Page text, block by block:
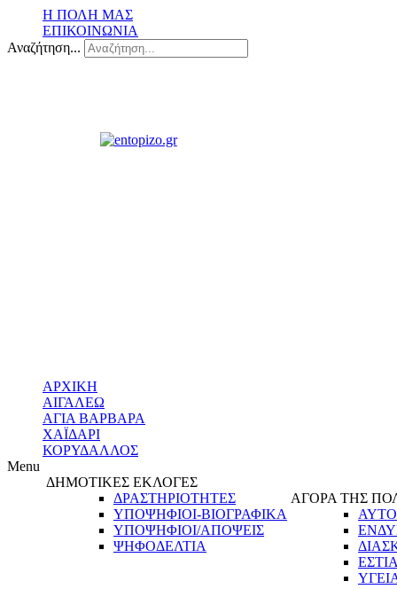
Η ΠΟΛΗ ΜΑΣ
ΕΠΙΚΟΙΝΩΝΙΑ
Αναζήτηση...
ΑΡΧΙΚΗ
ΑΙΓΑΛΕΩ
ΑΓΙΑ ΒΑΡΒΑΡΑ
ΧΑΪΔΑΡΙ
ΚΟΡΥΔΑΛΛΟΣ
Menu
ΔΗΜΟΤΙΚΕΣ ΕΚΛΟΓΕΣ
ΔΡΑΣΤΗΡΙΟΤΗΤΕΣ
ΥΠΟΨΗΦΙΟΙ-ΒΙΟΓΡΑΦΙΚΑ
ΥΠΟΨΗΦΙΟΙ/ΑΠΟΨΕΙΣ
ΨΗΦΟΔΕΛΤΙΑ
ΑΓΟΡΑ ΤΗΣ